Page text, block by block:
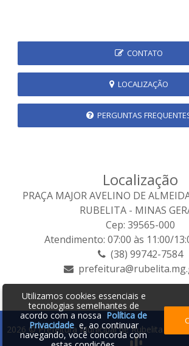
CONTATO
LOCALIZAÇÃO
PERGUNTAS
Localização
PRAÇA MAJOR AVELINO DE
RUBELITA - MINAS
Cep: 39565-000
Atendimento: 07:00 às 11:00/
(38) 99742-7584
2026 © Prefeitura Municipal de Rubelita -
Utilizamos cookies essenciais e
tecnologias semelhantes de
acordo com a nossa Política de
Privacidadee, ao continuar
navegando, você concorda com